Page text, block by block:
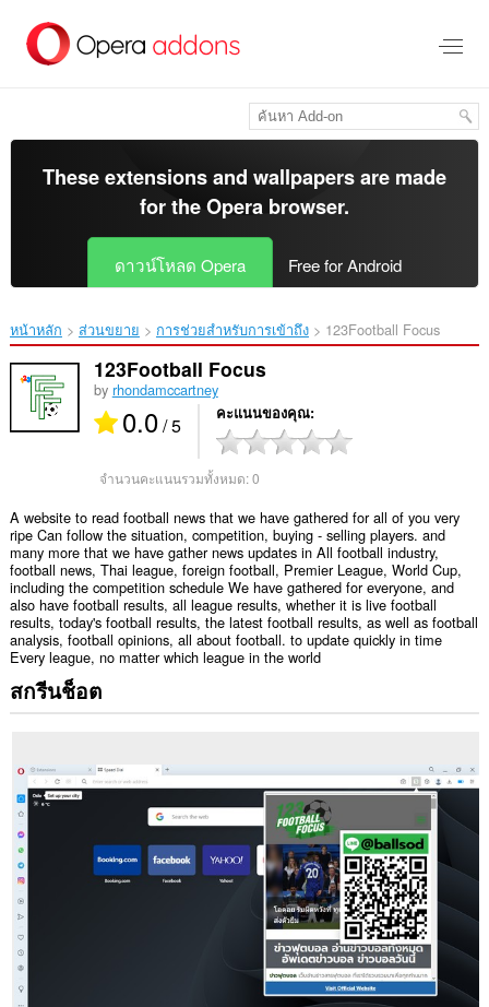
These extensions and wallpapers are made
for theOpera browser.
ดาวน์โหลด Opera Free for Android
หน้าหลัก ส่วนขยาย การช่วยสำหรับการเข้าถึง 123Football Focus‎
123Football Focus
by rhondamccartney
0.0/ 5 คะแนนของคุณ
จำนวนคะแนนรวมทั้งหมด:0
A website to read football news that we have gathered for all of you very
ripe Can follow the situation, competition, buying - selling players. and
many more that we have gather news updates in All football industry,
football news, Thai league, foreign football, Premier League, World Cup,
including the competition schedule We have gathered for everyone, and
also have football results, all league results, whether it is live football
results, today's football results, the latest football results, as well as football
analysis, football opinions, all about football. to update quickly in time
Every league, no matter which league in the world
สกรีนช็อต